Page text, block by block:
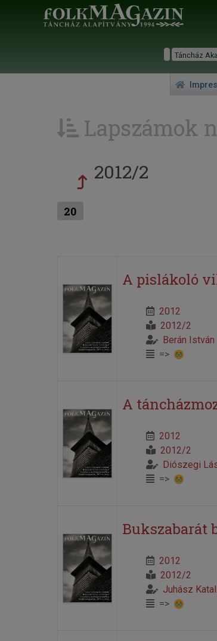
Táncház
Lapszámok
2012/2
20
A pislákoló
2012
2012/2
Berán István
=>
A
2012
2012/2
Diószegi
=>
Bukszabarát
2012
2012/2
Juhász
=>